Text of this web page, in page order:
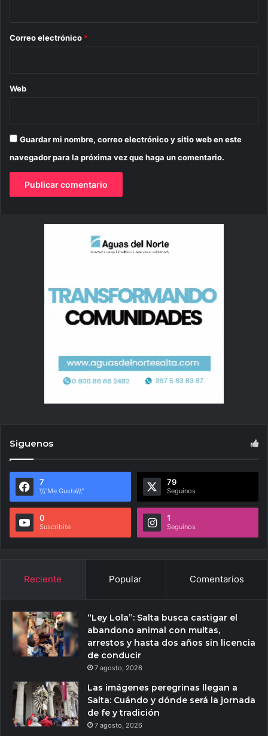
*
Correo electrónico *
Web
Guardar mi nombre, correo electrónico y sitio web en este
navegador para la próxima vez que haga un comentario.
Siguenos
7
\\\"Me Gusta\\\"
79
Seguínos
0
Suscribite
1
Seguínos
Reciente Popular Comentarios
“Ley Lola”: Salta busca castigar el
abandono animal con multas,
arrestos y hasta dos años sin licencia
de conducir
7 agosto, 2026
Las imágenes peregrinas llegan a
Salta: Cuándo y dónde será la jornada
de fe y tradición
7 agosto, 2026